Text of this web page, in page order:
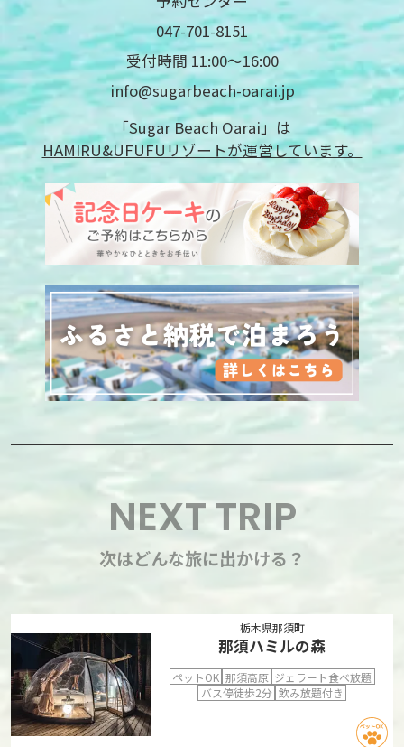
047-701-8151
受付時間 11:00〜16:00
info@sugarbeach-oarai.jp
「Sugar Beach Oarai」は
HAMIRU&UFUFUリゾートが運営しています。
NEXT TRIP
次はどんな旅に出かける？
栃木県那須町
那須ハミルの森
ペットOK 那須高原 ジェラート食べ放題
バス停徒歩2分 飲み放題付き